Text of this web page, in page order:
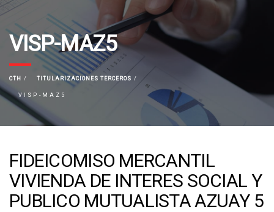
VISP-MAZ5
CTH TITULARIZACIONES TERCEROS
VISP-MAZ5
FIDEICOMISO MERCANTIL
VIVIENDA DE INTERES SOCIAL Y
PUBLICO MUTUALISTA AZUAY 5